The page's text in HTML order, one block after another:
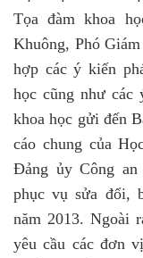
Tọa đàm khoa
Khuông, Phó
hợp các ý kiến
học cũng như các
khoa học gửi đến
cáo chung của
Đảng ủy Công an
phục vụ sửa đổi,
năm 2013. Ngoài
yêu cầu các đơn